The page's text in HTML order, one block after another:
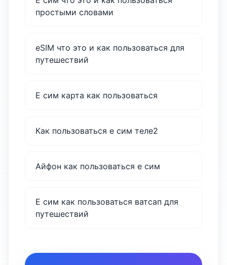
простыми словами
eSIM что это и как пользоваться для
путешествий
Е сим карта как пользоваться
Как пользоваться е сим теле2
Айфон как пользоваться е сим
Е сим как пользоваться ватсап для
путешествий